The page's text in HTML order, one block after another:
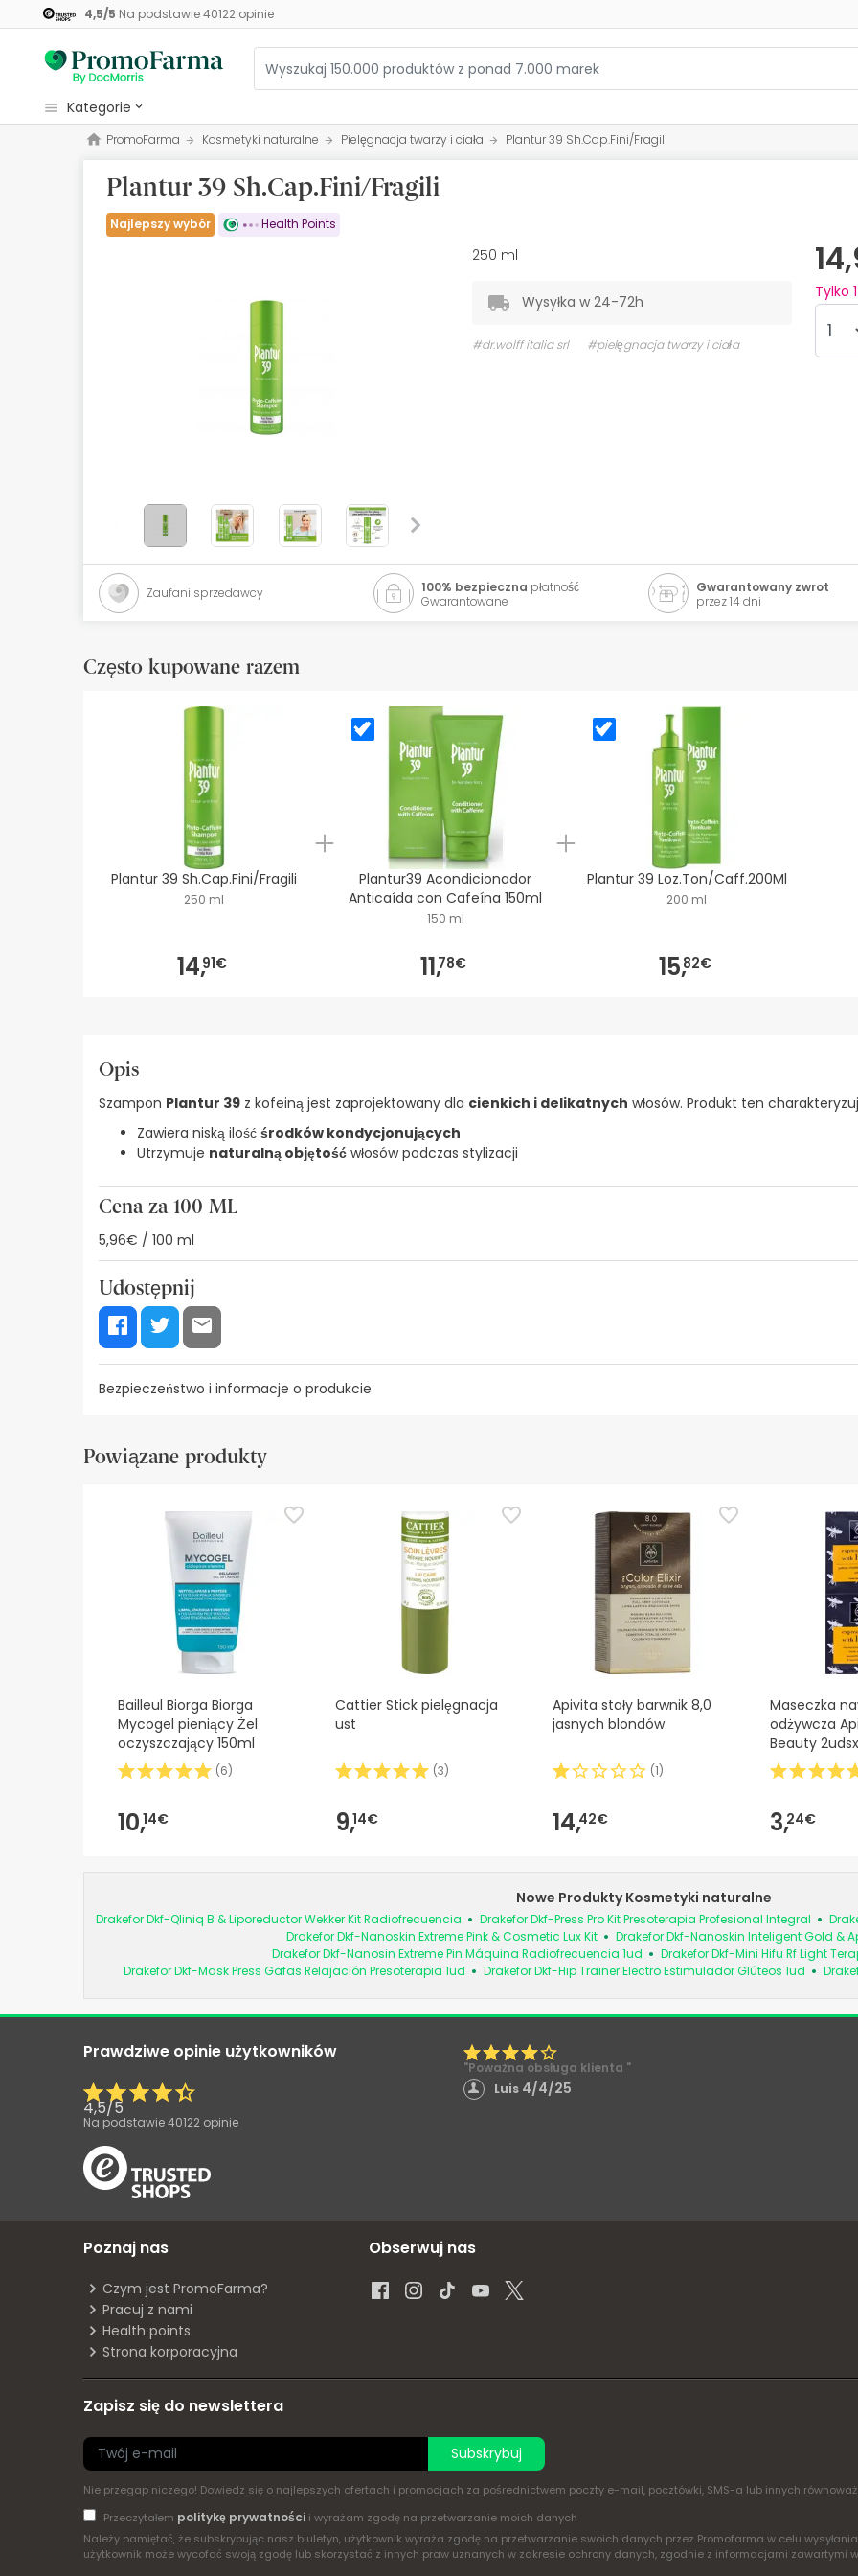
4,5/5 Na podstawie40122opinie
kategorie
Kosmetyki
Zdrowie
Higiena
Bestsellery
Health Points
PromoFarma Kosmetyki naturalne Pielęgnacja twarzy i ciała Plantur 39 Sh.Cap.Fini/Fragili
Plantur 39 Sh.Cap.Fini/Fragili
Najlepszy wybór Health Points
Tylko 1
250 ml
Wysyłka w 24-72h
#dr.wolff italia srl #pielęgnacja twarzy i ciała
Zaufani sprzedawcy 100% bezpieczna płatność
Gwarantowane
Gwarantowany zwrot
przez 14 dni
Często kupowane razem
Plantur 39 Sh.Cap.Fini/Fragili
250 ml
14,91€
Plantur39 Acondicionador
Anticaída con Cafeína 150ml
150 ml
11,78€
Plantur 39 Loz.Ton/Caff.200Ml
200 ml
15,82€
Opis
Szampon Plantur 39 z kofeiną jest zaprojektowany dla cienkich i delikatnych włosów. Produkt ten
Zawiera niską ilość środków kondycjonujących
Utrzymuje naturalną objętość włosów podczas stylizacji
Cena za 100 ML
5,96€ / 100 ml
Udostępnij
Bezpieczeństwo i informacje o produkcie
Zasoby bezpieczeństwa wizualnego
zalecamy zapoznanie się z informacjami dotyczącymi bezpieczeństwa dołączonymi do produktu przed jego
bezpieczeństwa, prosimy o kontakt. Ponadto, jeśli chcesz, możesz również zwrócić produkt, postępując
zgodnie z
Powiązane produkty
Bailleul Biorga Biorga
Mycogel pieniący Żel
oczyszczający 150ml
(6)
10,14€
Cattier Stick pielęgnacja
ust
(3)
9,14€
Apivita stały barwnik 8,0
jasnych blondów
(1)
14,42€
Maseczka
odżywcza
Beauty
3,24€
Nowe Produkty Kosmetyki naturalne
Drakefor Dkf-Qliniq B & Liporeductor Wekker Kit Radiofrecuencia Drakefor Dkf-Press Pro Kit Presoterapia Profesional Integral
Drakefor Dkf-Nanoskin Extreme Pink & Cosmetic Lux Kit
Drakefor Dkf-Nanoskin Inteligent Gold &
Drakefor Dkf-Nanosin Extreme Pin Máquina Radiofrecuencia 1ud
Drakefor Dkf-Mini Hifu Rf Light
Drakefor Dkf-Mask Press Gafas Relajación Presoterapia 1ud
Drakefor Dkf-Hip Trainer Electro Estimulador Glúteos 1ud
Prawdziwe opinie użytkowników
4,5/5
Na podstawie40122 opinie
"Poważna obsługa klienta "
Luis 4/4/25
Poznaj nas
Czym jest PromoFarma?
Pracuj z nami
Health points
Strona korporacyjna
Obserwuj nas
Zapisz się do newslettera
Subskrybuj
Nie przegap niczego! Dowiedz się o najlepszych ofertach i promocjach za pośrednictwem poczty e-mail, pocztówki, SMS-a lub innych
Przeczytałem politykę prywatnościi wyrażam zgodę na przetwarzanie moich danych
Należy pamiętać, że subskrybując nasz biuletyn, użytkownik wyraża zgodę na przetwarzanie swoich danych przez Promofarma w celu
użytkownik może wycofać swoją zgodę lub skorzystać z innych praw uznanych w zakresie ochrony danych, zgodnie z informacjami zawartymi